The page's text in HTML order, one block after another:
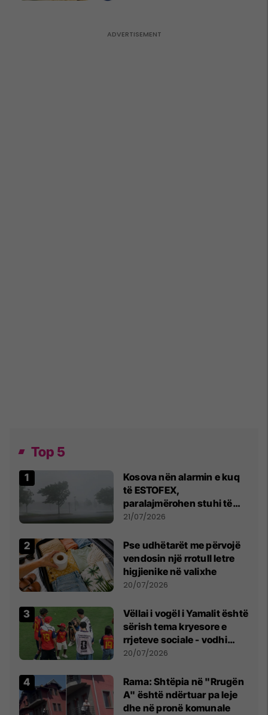
Top 5
Kosova nën alarmin e kuq
të ESTOFEX,
paralajmërohen stuhi të
fuqishme me breshër dhe
21/07/2026
Pse udhëtarët me përvojë
vendosin një rrotull letre
higjienike në valixhe
20/07/2026
Vëllai i vogël i Yamalit është
sërish tema kryesore e
rrjeteve sociale - vodhi
vëmendjen pas finales së
20/07/2026
Rama: Shtëpia në "Rrugën
A" është ndërtuar pa leje
dhe në pronë komunale